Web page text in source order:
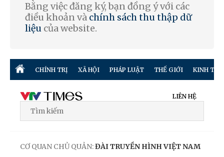
Bằng việc đăng ký, bạn đồng ý với các
điều khoản và chính sách thu thập dữ
liệu của website.
CHÍNH TRỊ XÃ HỘI PHÁP LUẬT THẾ GIỚI KINH TẾ
LIÊN HỆ
CƠ QUAN CHỦ QUẢN:ĐÀI TRUYỀN HÌNH VIỆT NAM